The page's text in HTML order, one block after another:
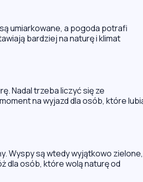
umiarkowane, a pogoda potrafi
bardziej na naturę i klimat
Nadal trzeba liczyć się ze
na wyjazd dla osób, które
Wyspy są wtedy wyjątkowo zielone,
dla osób, które wolą naturę od